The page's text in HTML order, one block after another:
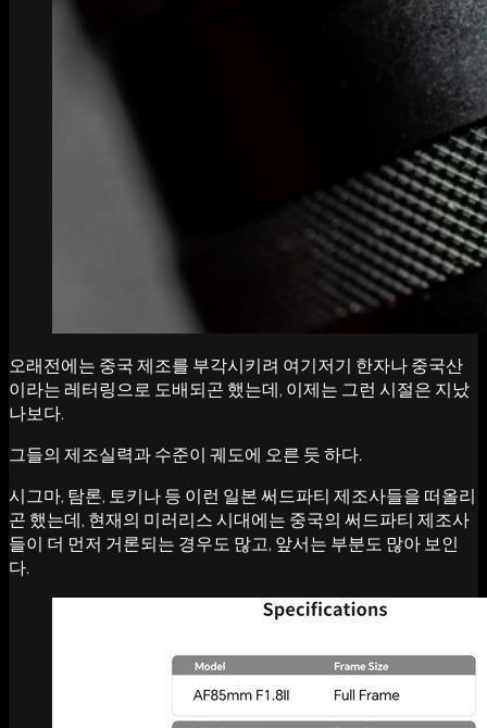
오래전에는 중국 제조를 부각시키려 여기저기 한자나 중국산
이라는 레터링으로 도배되곤 했는데, 이제는 그런 시절은 지났
나보다.
그들의 제조실력과 수준이 궤도에 오른 듯 하다.
시그마, 탐론, 토키나 등 이런 일본 써드파티 제조사들을 떠올리
곤 했는데, 현재의 미러리스 시대에는 중국의 써드파티 제조사
들이 더 먼저 거론되는 경우도 많고, 앞서는 부분도 많아 보인
다.